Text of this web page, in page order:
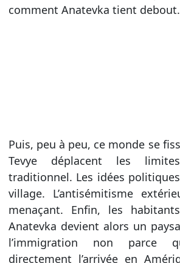
comment Anatevka tient debout.
Puis, peu à peu, ce monde se
Tevye déplacent les
traditionnel. Les idées
village. L’antisémitisme
menaçant. Enfin, les
Anatevka devient alors un
l’immigration non parce
directement l’arrivée en